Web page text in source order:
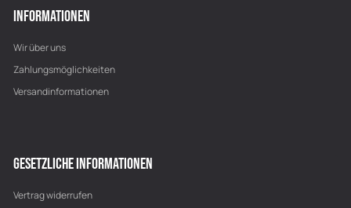
INFORMATIONEN
Wir über uns
Zahlungsmöglichkeiten
Versandinformationen
GESETZLICHE INFORMATIONEN
Vertrag widerrufen